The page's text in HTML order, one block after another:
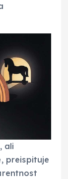
ali
preispituje